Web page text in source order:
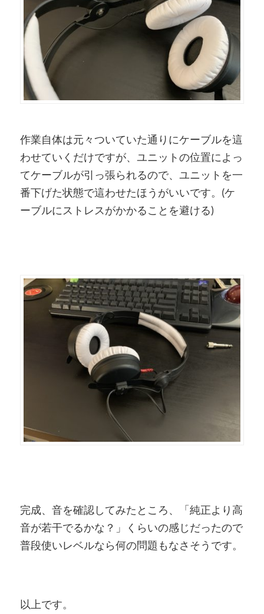
作業自体は元々ついていた通りにケーブルを這
わせていくだけですが、ユニットの位置によっ
てケーブルが引っ張られるので、ユニットを一
番下げた状態で這わせたほうがいいです。(ケ
ーブルにストレスがかかることを避ける)
完成、音を確認してみたところ、「純正より高
音が若干でるかな？」くらいの感じだったので
普段使いレベルなら何の問題もなさそうです。
以上です。